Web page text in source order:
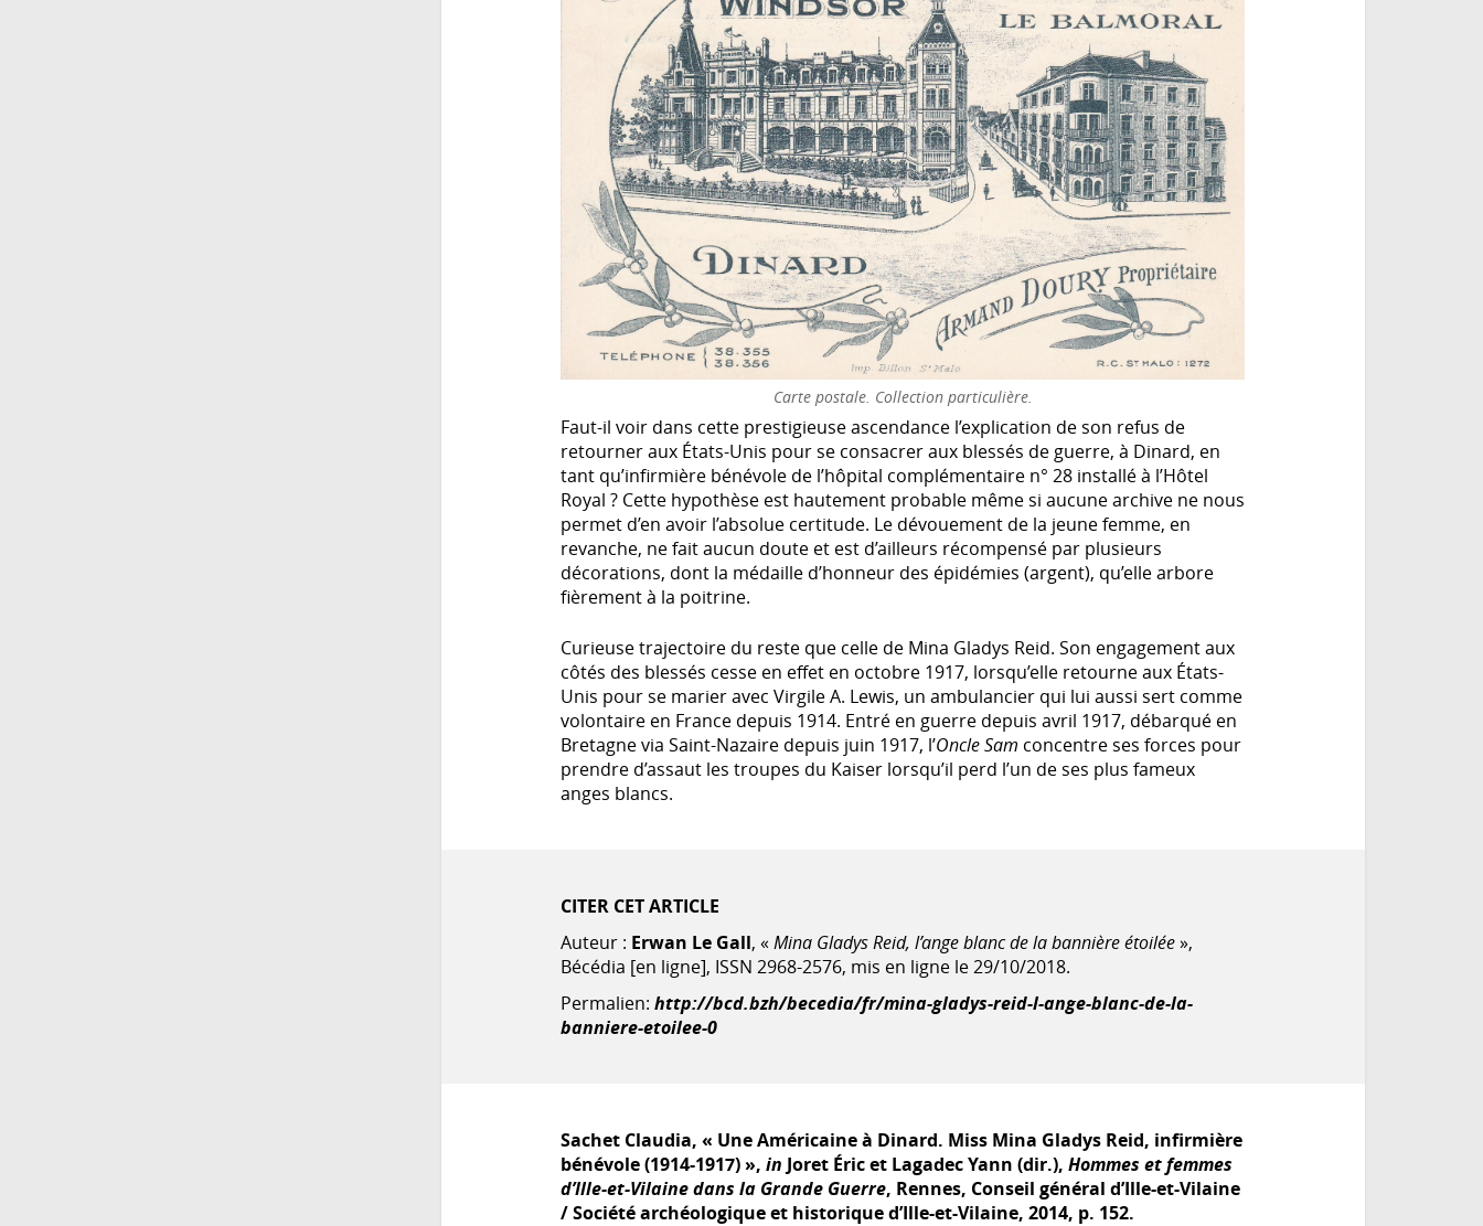
Carte postale. Collection particulière.
Faut-il voir dans cette prestigieuse ascendance l’explication de son refus de
retourner aux États-Unis pour se consacrer aux blessés de guerre, à Dinard, en
tant qu’infirmière bénévole de l’hôpital complémentaire n° 28 installé à l’Hôtel
Royal ? Cette hypothèse est hautement probable même si aucune archive ne nous
permet d’en avoir l’absolue certitude. Le dévouement de la jeune femme, en
revanche, ne fait aucun doute et est d’ailleurs récompensé par plusieurs
décorations, dont la médaille d’honneur des épidémies (argent), qu’elle arbore
fièrement à la poitrine.
Curieuse trajectoire du reste que celle de Mina Gladys Reid. Son engagement aux
côtés des blessés cesse en effet en octobre 1917, lorsqu’elle retourne aux États-
Unis pour se marier avec Virgile A. Lewis, un ambulancier qui lui aussi sert comme
volontaire en France depuis 1914. Entré en guerre depuis avril 1917, débarqué en
Bretagne via Saint-Nazaire depuis juin 1917, l’Oncle Sam concentre ses forces pour
prendre d’assaut les troupes du Kaiser lorsqu’il perd l’un de ses plus fameux
anges blancs.
CITER CET ARTICLE
Auteur : Erwan Le Gall, «Mina Gladys Reid, l’ange blanc de la bannière étoilée»,
Bécédia [en ligne], ISSN 2968-2576, mis en ligne le 29/10/2018.
Permalien:http://bcd.bzh/becedia/fr/mina-gladys-reid-l-ange-blanc-de-la-
banniere-etoilee-0
Sachet Claudia, « Une Américaine à Dinard. Miss Mina Gladys Reid, infirmière
bénévole (1914-1917) »,in Joret Éric et Lagadec Yann (dir.),Hommes et femmes
d’Ille-et-Vilaine dans la Grande Guerre, Rennes, Conseil général d’Ille-et-Vilaine
/ Société archéologique et historique d’Ille-et-Vilaine, 2014, p. 152.